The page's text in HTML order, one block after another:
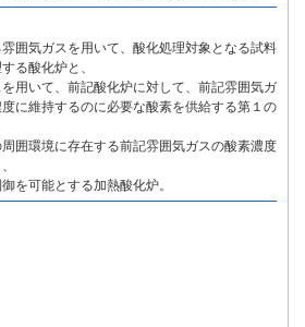
囲気ガスを用いて、酸化処理対象となる試料
る酸化炉と、
用いて、前記酸化炉に対して、前記雰囲気ガ
に維持するのに必要な酸素を供給する第１の
囲環境に存在する前記雰囲気ガスの酸素濃度
を可能とする加熱酸化炉。